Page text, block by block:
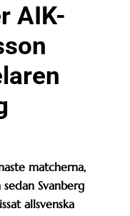
AIK-
matcherna,
Svanberg
allsvenska